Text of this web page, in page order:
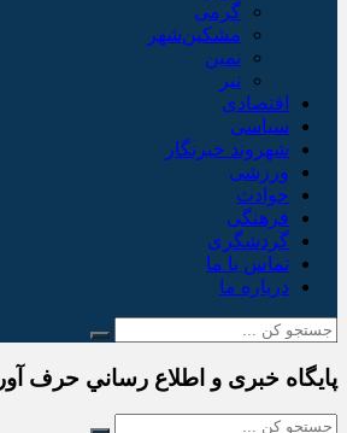
گرمی
مشکین‌شهر
نمین
نیر
اقتصادی
سیاسی
شهروند خبرنگار
ورزشی
حوادث
فرهنگی
گردشگری
تماس با ما
درباره ما
پایگاه خبری و اطلاع رساني حرف آور